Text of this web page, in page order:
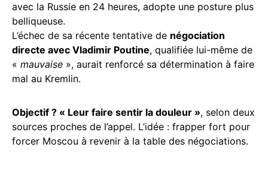
avec la Russie en 24 heures, adopte une posture plus
belliqueuse.
L’échec de sa récente tentative de négociation
directe avec Vladimir Poutine, qualifiée lui-même de
« mauvaise », aurait renforcé sa détermination à faire
mal au Kremlin.
Objectif ? « Leur faire sentir la douleur », selon deux
sources proches de l’appel. L’idée : frapper fort pour
forcer Moscou à revenir à la table des négociations.